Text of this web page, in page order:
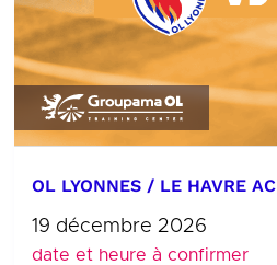
OL LYONNES / LE HAVRE AC
19 décembre 2026
date et heure à confirmer